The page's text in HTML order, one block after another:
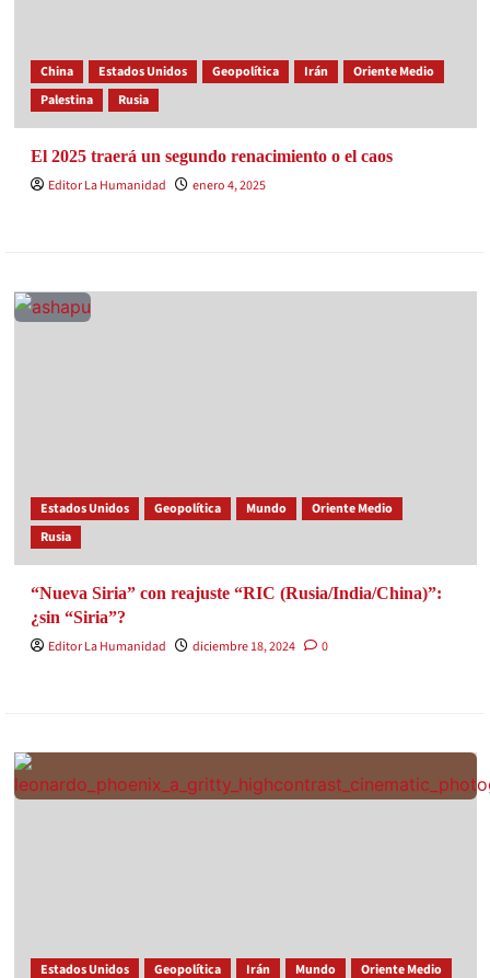
China Estados Unidos Geopolítica Irán
Oriente Medio
Palestina
Rusia
El 2025 traerá un segundo renacimiento o el caos
Editor La Humanidad
enero 4, 2025
Estados Unidos Geopolítica Mundo
Oriente Medio
Rusia
“Nueva Siria” con reajuste “RIC (Rusia/India/China)”:
¿sin “Siria”?
Editor La Humanidad
diciembre 18, 2024 0
Estados Unidos Geopolítica Irán Mundo Oriente Medio